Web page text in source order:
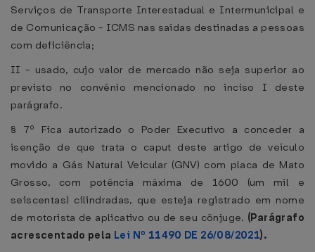
Serviços de Transporte Interestadual e Intermunicipal e
de Comunicação - ICMS nas saídas destinadas a pessoas
com deficiência;
II - usado, cujo valor de mercado não seja superior ao
previsto no convênio mencionado no inciso I deste
parágrafo.
§ 7º Fica autorizado o Poder Executivo a conceder a
isenção de que trata o caput deste artigo de veículo
movido a Gás Natural Veicular (GNV) com placa de Mato
Grosso, com potência máxima de 1600 (um mil e
seiscentas) cilindradas, que esteja registrado em nome
de motorista de aplicativo ou de seu cônjuge. (Parágrafo
acrescentado pela Lei Nº 11490 DE 26/08/2021).